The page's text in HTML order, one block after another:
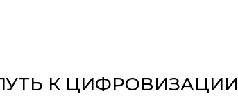
К ЦИФРОВИЗАЦИИ